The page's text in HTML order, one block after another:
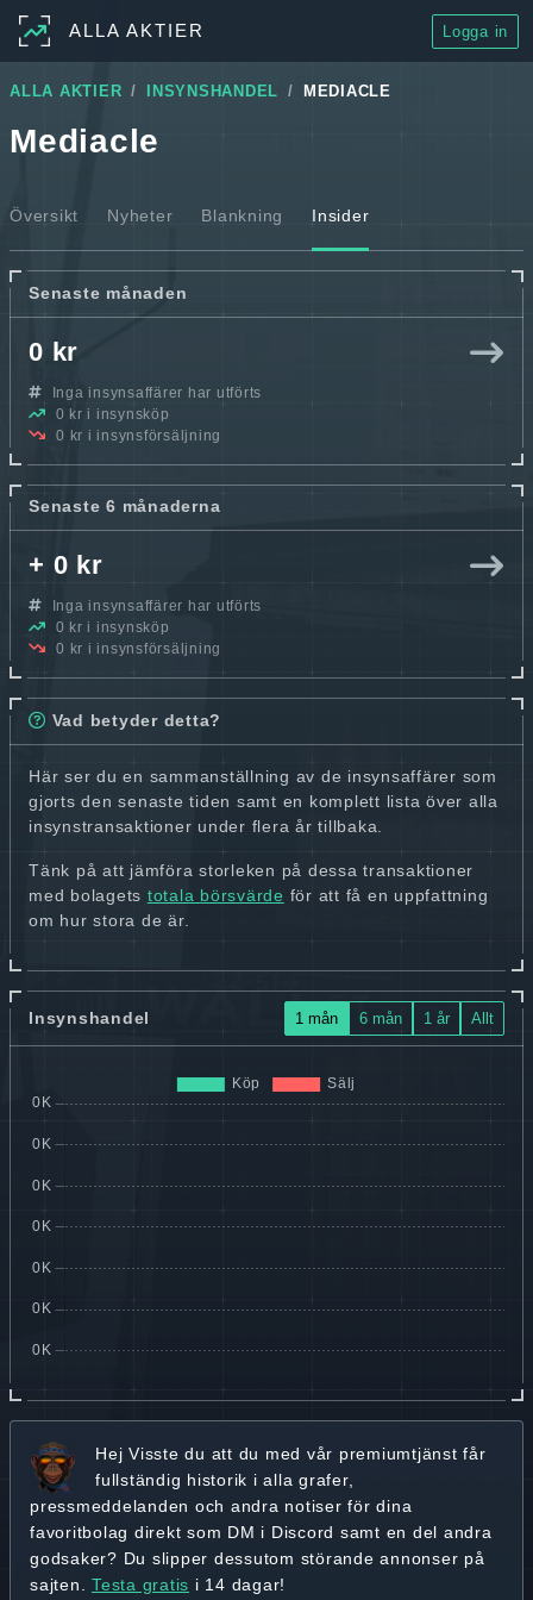
ALLA AKTIER Logga in
ALLA AKTIER INSYNSHANDEL MEDIACLE
Mediacle
Översikt Nyheter Blankning Insider
Senaste månaden
0 kr
Inga insynsaffärer har utförts
0 kr i insynsköp
0 kr i insynsförsäljning
Senaste 6 månaderna
+ 0 kr
Inga insynsaffärer har utförts
0 kr i insynsköp
0 kr i insynsförsäljning
Vad betyder detta?
Här ser du en sammanställning av de insynsaffärer som
gjorts den senaste tiden samt en komplett lista över alla
insynstransaktioner under flera år tillbaka.
Tänk på att jämföra storleken på dessa transaktioner
med bolagets totala börsvärde för att få en uppfattning
om hur stora de är.
Insynshandel 1 mån 6 mån 1 år Allt
Hej Visste du att du med vår premiumtjänst får
fullständig historik i alla grafer,
pressmeddelanden och andra notiser för dina
favoritbolag direkt som DM i Discord samt en del andra
godsaker? Du slipper dessutom störande annonser på
sajten. Testa gratis i 14 dagar!